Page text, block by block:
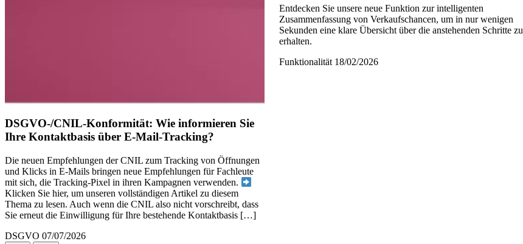
DSGVO-/CNIL-Konformität: Wie informieren Sie
Ihre Kontaktbasis über E-Mail-Tracking?
Die neuen Empfehlungen der CNIL zum Tracking von Öffnungen
und Klicks in E-Mails bringen neue Empfehlungen für Fachleute
mit sich, die Tracking-Pixel in ihren Kampagnen verwenden.
Klicken Sie hier, um unseren vollständigen Artikel zu diesem
Thema zu lesen. Auch wenn die CNIL also nicht vorschreibt, dass
Sie erneut die Einwilligung für Ihre bestehende Kontaktbasis […]
DSGVO 07/07/2026
Entdecken Sie unsere neue Funktion zur intelligenten
Zusammenfassung von Verkaufschancen, um in nur wenigen
Sekunden eine klare Übersicht über die anstehenden Schritte zu
erhalten.
Funktionalität 18/02/2026